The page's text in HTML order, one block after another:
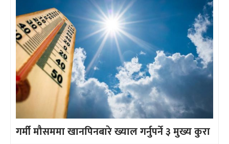
गर्मी मौसममा खानपिनबारे ख्याल गर्नुपर्ने ३ मुख्य कुरा